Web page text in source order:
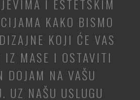
I ESTETSKIM
KAKO BISMO
KOJI ĆE VAS
MASE I OSTAVITI
DOJAM NA VAŠU
UZ NAŠU USLUGU